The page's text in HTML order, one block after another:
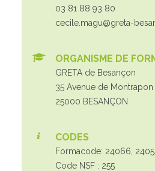
03 81 88 93 80
cecile.magu@greta-
ORGANISME DE
GRETA de Besançon
35 Avenue de Montrapon
25000 BESANÇON
CODES
Formacode: 24066,
Code NSF : 255